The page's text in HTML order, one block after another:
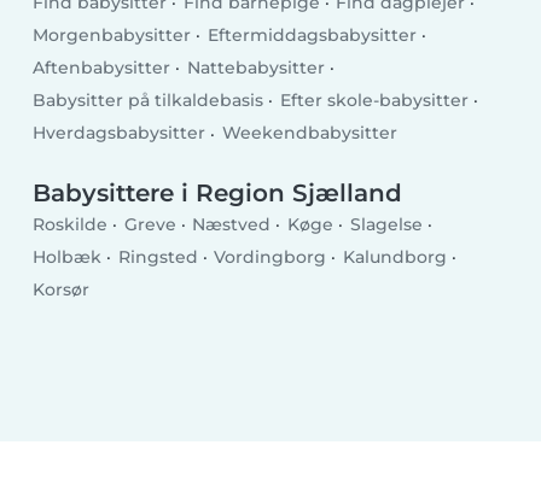
Morgenbabysitter
Eftermiddagsbabysitter
Aftenbabysitter
Nattebabysitter
Babysitter på tilkaldebasis
Efter skole-babysitter
Hverdagsbabysitter
Weekendbabysitter
Babysittere i Region Sjælland
Roskilde Greve Næstved Køge
Slagelse
Holbæk
Ringsted Vordingborg
Kalundborg
Korsør